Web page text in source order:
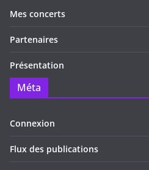
Mes concerts
Partenaires
Présentation
Méta
Connexion
Flux des publications